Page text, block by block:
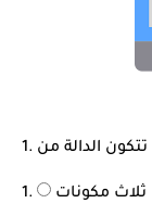
ثلاث مكونات